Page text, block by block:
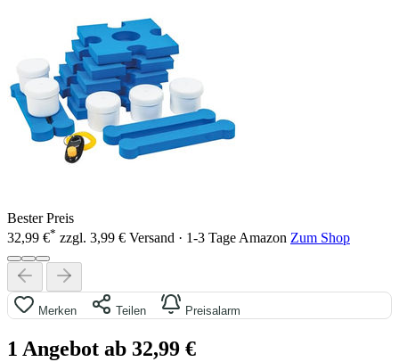
Bester Preis
32,99 €* zzgl. 3,99 € Versand · 1-3 Tage Amazon Zum Shop
Merken Teilen Preisalarm
1 Angebot ab 32,99 €